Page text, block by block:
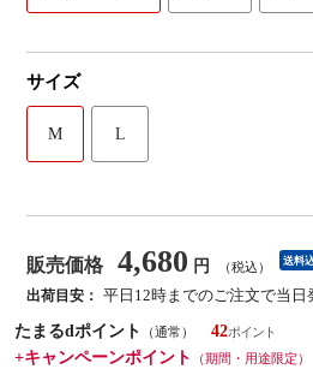
サイズ
M L
販売価格 4,680 円 （税込） 送料
出荷目安： 平日12時までのご注文で当日
たまるdポイント
（通常）
42
+キャンペーンポイント
（期間・用途限定）